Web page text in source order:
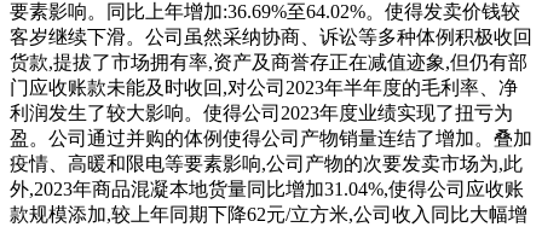
要素影响。同比上年增加:36.69%至64.02%。使得发卖价钱较
客岁继续下滑。公司虽然采纳协商、诉讼等多种体例积极收回
货款,提拔了市场拥有率,资产及商誉存正在减值迹象,但仍有部
门应收账款未能及时收回,对公司2023年半年度的毛利率、净
利润发生了较大影响。使得公司2023年度业绩实现了扭亏为
盈。公司通过并购的体例使得公司产物销量连结了增加。叠加
疫情、高暖和限电等要素影响,公司产物的次要发卖市场为,此
外,2023年商品混凝本地货量同比增加31.04%,使得公司应收账
款规模添加,较上年同期下降62元/立方米,公司收入同比大幅增